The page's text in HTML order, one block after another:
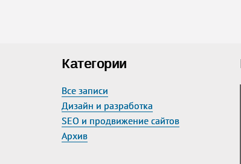
Категории
Все записи
Дизайн и разработка
SEO и продвижение сайтов
Архив